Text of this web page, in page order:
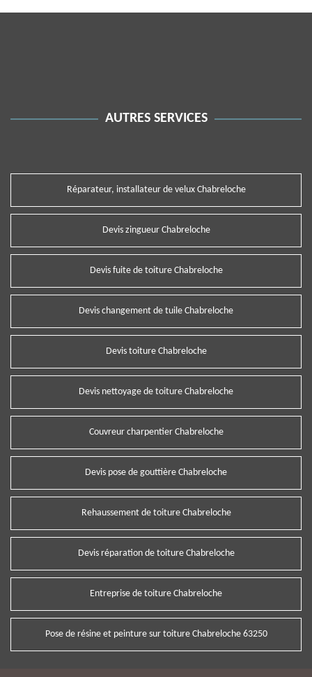
AUTRES SERVICES
Réparateur, installateur de velux Chabreloche
Devis zingueur Chabreloche
Devis fuite de toiture Chabreloche
Devis changement de tuile Chabreloche
Devis toiture Chabreloche
Devis nettoyage de toiture Chabreloche
Couvreur charpentier Chabreloche
Devis pose de gouttière Chabreloche
Rehaussement de toiture Chabreloche
Devis réparation de toiture Chabreloche
Entreprise de toiture Chabreloche
Pose de résine et peinture sur toiture Chabreloche 63250